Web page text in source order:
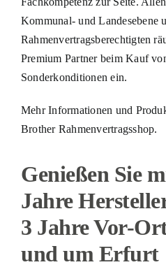
Kommunal- und Landesebene
Rahmenvertragsberechtigten
Premium Partner beim Kauf
Sonderkonditionen ein.
Mehr Informationen und
Brother Rahmenvertragsshop.
Genießen Sie
Jahre
3 Jahre Vor-
und um Erfurt